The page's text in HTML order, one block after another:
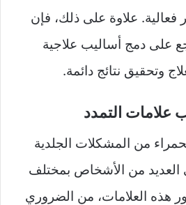
فعالية. علاوة على ذلك، فإن
على دمج أساليب علاجية
وتحقيق نتائج دائمة.
علامات التمدد
من المشكلات الجلدية
العديد من الأشخاص بمختلف
هذه العلامات، من الضروري